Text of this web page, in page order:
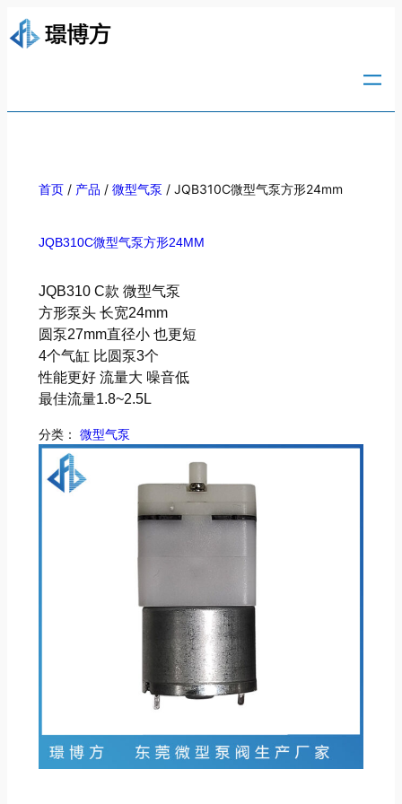
首页 / 产品 / 微型气泵 / JQB310C微型气泵方形24mm
JQB310C微型气泵方形24MM
JQB310 C款 微型气泵
方形泵头 长宽24mm
圆泵27mm直径小 也更短
4个气缸 比圆泵3个
性能更好 流量大 噪音低
最佳流量1.8~2.5L
分类： 微型气泵